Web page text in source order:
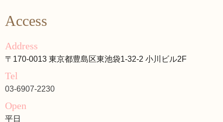
Access
Address
〒170-0013 東京都豊島区東池袋1-32-2 小川ビル2F
Tel
03-6907-2230
Open
平日